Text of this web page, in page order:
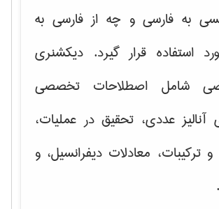
به فارسی و چه از فارسی به
استفاده قرار گیرد. دیکشنری
شامل اصطلاحات تخصصی
آنالیز عددی، تحقیق در عملیات،
تركیبات، معادلات دیفرانسیل، و